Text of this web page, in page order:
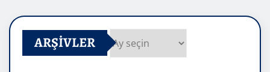
ARŞIVLER